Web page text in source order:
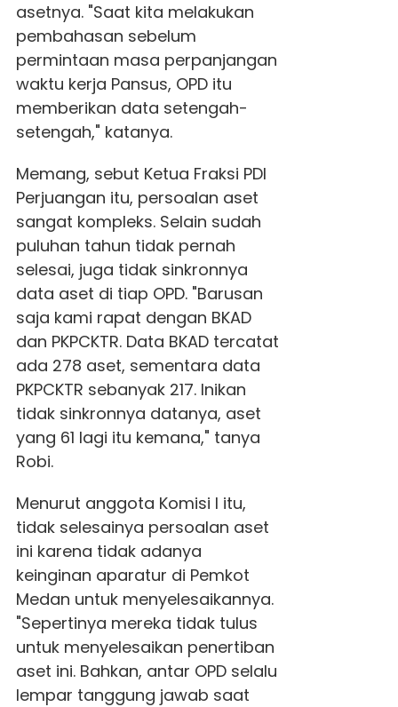
asetnya. "Saat kita melakukan
pembahasan sebelum
permintaan masa perpanjangan
waktu kerja Pansus, OPD itu
memberikan data setengah-
setengah," katanya.
Memang, sebut Ketua Fraksi PDI
Perjuangan itu, persoalan aset
sangat kompleks. Selain sudah
puluhan tahun tidak pernah
selesai, juga tidak sinkronnya
data aset di tiap OPD. "Barusan
saja kami rapat dengan BKAD
dan PKPCKTR. Data BKAD tercatat
ada 278 aset, sementara data
PKPCKTR sebanyak 217. Inikan
tidak sinkronnya datanya, aset
yang 61 lagi itu kemana," tanya
Robi.
Menurut anggota Komisi I itu,
tidak selesainya persoalan aset
ini karena tidak adanya
keinginan aparatur di Pemkot
Medan untuk menyelesaikannya.
"Sepertinya mereka tidak tulus
untuk menyelesaikan penertiban
aset ini. Bahkan, antar OPD selalu
lempar tanggung jawab saat